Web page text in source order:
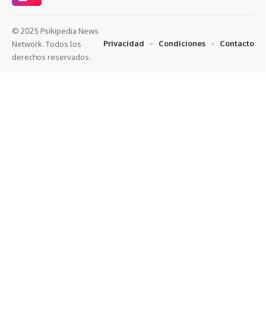
© 2025 Psikipedia News
Network. Todos los
derechos reservados.
Privacidad Condiciones Contacto